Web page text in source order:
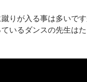
りが入る事は多いで
いるダンスの先生は